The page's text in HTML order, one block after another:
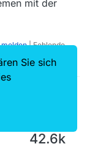
mit der
| Fehlende
42.6k
Sie sich